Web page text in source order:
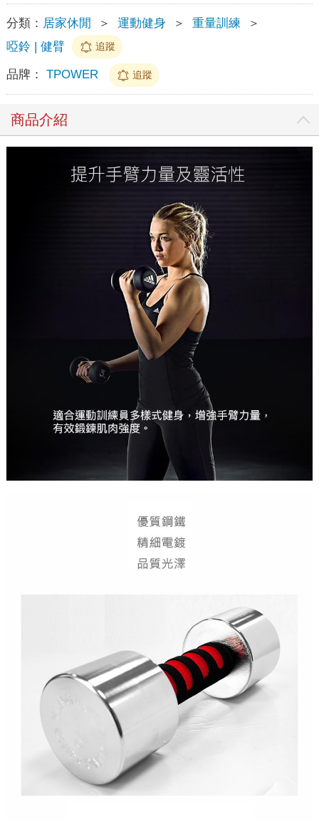
分類： 居家休閒 ＞ 運動健身 ＞ 重量訓練
＞
啞鈴 | 健臂
追蹤
品牌： TPOWER 追蹤
商品介紹